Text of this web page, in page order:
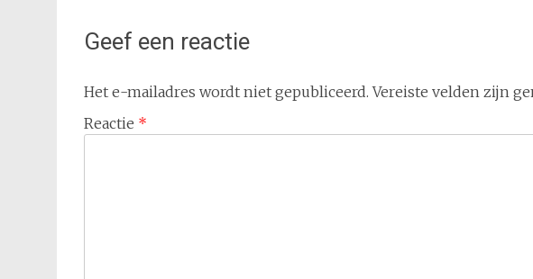
Geef een reactie
Het e-mailadres wordt niet gepubliceerd. Vereiste velden zijn
Reactie *